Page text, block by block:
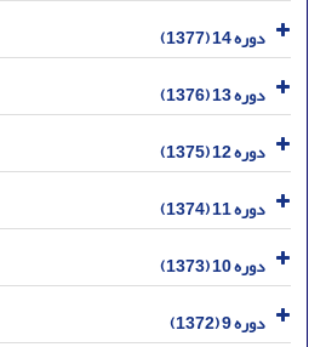
دوره 14 (1377)
دوره 13 (1376)
دوره 12 (1375)
دوره 11 (1374)
دوره 10 (1373)
دوره 9 (1372)